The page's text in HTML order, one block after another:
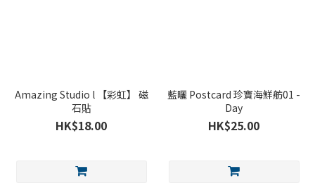
Amazing Studio l 【彩虹】 磁
石貼
HK$18.00
藍曬 Postcard 珍寶海鮮舫01 -
Day
HK$25.00